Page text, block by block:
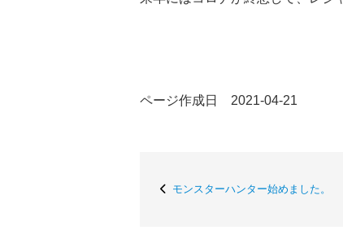
ページ作成日 2021-04-21
モンスターハンター始めました。